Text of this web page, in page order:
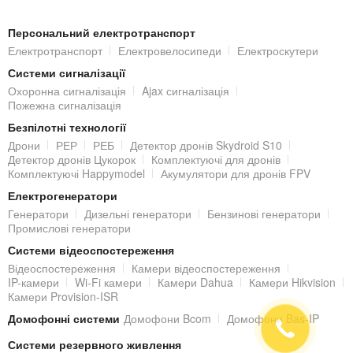
самим забезпечуючи передачу чіткої картинки такої ж
деталізації, як і в денний час доби.
Розширення пам'яті
Камера DS-2CD2423G0-IW(W) (2.8 мм) оснащена слотом під
MicroSD карту до 128 ГБ
зберігання записів.
Підключення IP-відеокамери
Підключення IP-камери до локальної мережі та/або Інтернет
виконується за допомогою стандартного роз'єму RJ45
(10M/100M).
Живлення здійснюється від блоку живлення 12V DC (не входить
в комплект).
Персональний електротранспорт
Електротранспорт
Електровелосипеди
Електроскутери
Системи сигналізації
Охоронна сигналізація
Ajax сигналізація
Пожежна сигналізація
Безпілотні технології
Дрони
РЕР РЕБ
Детектор дронів Skydroid S10
Детектор дронів Цукорок
Комплектуючі для дронів
Комплектуючі Happymodel
Акумулятори для дронів FPV
Електрогенератори
Генератори
Дизельні генератори
Бензинові генератори
Промислові генератори
Системи відеоспостереження
Відеоспостереження
Камери відеоспостереження
IP-камери
Wi-Fi камери Камери Dahua
Камери Hikvision
Камери Provision-ISR
Домофонні системи Домофони Bcom
Домофони Bas-IP
Системи резервного живлення